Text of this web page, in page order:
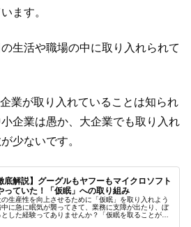
ます。
生活や職場の中に取り入れられて
業が取り入れていることは知られ
企業は愚か、大企業でも取り入れ
少ないです。
底解説】グーグルもヤフーもマイクロソフト
っていた！「仮眠」への取り組み
の生産性を向上させるために「仮眠」を取り入れよう
中に急に眠気が襲ってきて、業務に支障が出たり、ぼ
とした経験ってありませんか？「仮眠を取ることが業